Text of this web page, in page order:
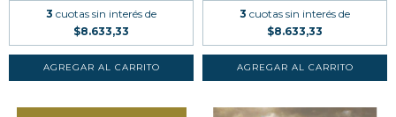
3 cuotas sin interés de
$8.633,33
3 cuotas sin interés de
$8.633,33